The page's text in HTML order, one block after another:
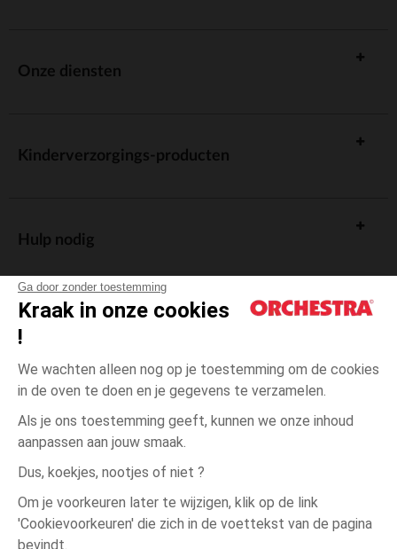
Ga door zonder toestemming
Kraak in onze cookies
!
We wachten alleen nog op je toestemming om de cookies
in de oven te doen en je gegevens te verzamelen.
Als je ons toestemming geeft, kunnen we onze inhoud
aanpassen aan jouw smaak.
Dus, koekjes, nootjes of niet ?
Om je voorkeuren later te wijzigen, klik op de link
'Cookievoorkeuren' die zich in de voettekst van de pagina
bevindt.
Roze Roze
3
Onze diensten
Kinderverzorgings-producten
Hulp nodig
Algemene verkoopsvoorwaarden
Wettelijke bepalingen
Persoonsgegevens